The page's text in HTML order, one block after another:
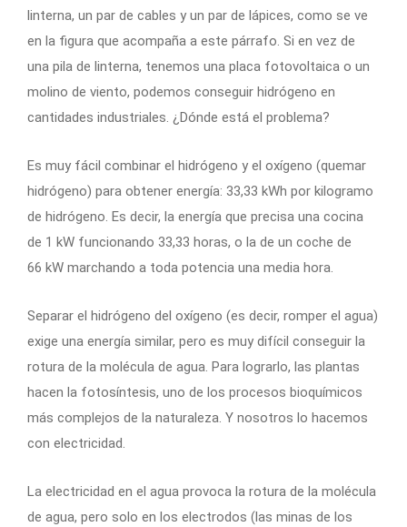
linterna, un par de cables y un par de lápices, como se ve
en la figura que acompaña a este párrafo. Si en vez de
una pila de linterna, tenemos una placa fotovoltaica o un
molino de viento, podemos conseguir hidrógeno en
cantidades industriales. ¿Dónde está el problema?
Es muy fácil combinar el hidrógeno y el oxígeno (quemar
hidrógeno) para obtener energía: 33,33 kWh por kilogramo
de hidrógeno. Es decir, la energía que precisa una cocina
de 1 kW funcionando 33,33 horas, o la de un coche de
66 kW marchando a toda potencia una media hora.
Separar el hidrógeno del oxígeno (es decir, romper el agua)
exige una energía similar, pero es muy difícil conseguir la
rotura de la molécula de agua. Para lograrlo, las plantas
hacen la fotosíntesis, uno de los procesos bioquímicos
más complejos de la naturaleza. Y nosotros lo hacemos
con electricidad.
La electricidad en el agua provoca la rotura de la molécula
de agua, pero solo en los electrodos (las minas de los